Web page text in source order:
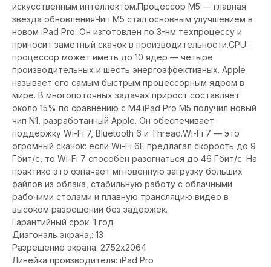
искусственным интеллектом.Процессор M5 — главная
звезда обновленияЧип M5 стал основным улучшением в
новом iPad Pro. Он изготовлен по 3-нм техпроцессу и
приносит заметный скачок в производительности.CPU:
процессор может иметь до 10 ядер — четыре
производительных и шесть энергоэффективных. Apple
называет его самым быстрым процессорным ядром в
мире. В многопоточных задачах прирост составляет
около 15% по сравнению с M4.iPad Pro M5 получил новый
чип N1, разработанный Apple. Он обеспечивает
поддержку Wi-Fi 7, Bluetooth 6 и Thread.Wi-Fi 7 — это
огромный скачок: если Wi-Fi 6E предлагал скорость до 9
Гбит/с, то Wi-Fi 7 способен разогнаться до 46 Гбит/с. На
практике это означает мгновенную загрузку больших
файлов из облака, стабильную работу с облачными
рабочими столами и плавную трансляцию видео в
высоком разрешении без задержек.
Гарантийный срок: 1 год
Диагональ экрана,: 13
Разрешение экрана: 2752x2064
Линейка производителя: iPad Pro